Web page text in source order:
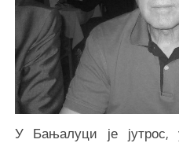
У Бањалуци је јутрос,